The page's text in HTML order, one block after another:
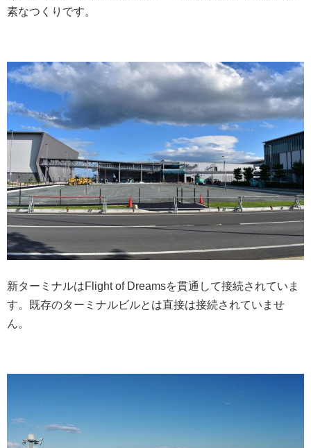
素なつくりです。
新ターミナルはFlight of Dreamsを貫通して接続されていま
す。既存のターミナルビルとは直接は接続されていませ
ん。